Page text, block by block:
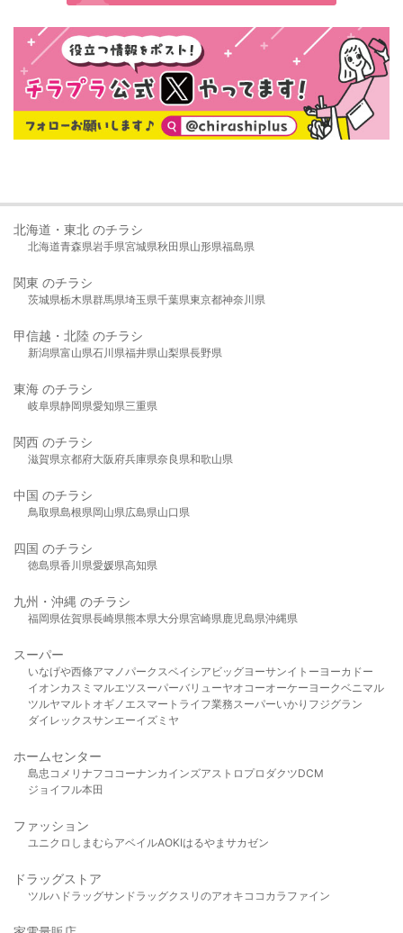
北海道・東北 のチラシ
北海道青森県岩手県宮城県秋田県山形県福島県
関東 のチラシ
茨城県栃木県群馬県埼玉県千葉県東京都神奈川県
甲信越・北陸 のチラシ
新潟県富山県石川県福井県山梨県長野県
東海 のチラシ
岐阜県静岡県愛知県三重県
関西 のチラシ
滋賀県京都府大阪府兵庫県奈良県和歌山県
中国 のチラシ
鳥取県島根県岡山県広島県山口県
四国 のチラシ
徳島県香川県愛媛県高知県
九州・沖縄 のチラシ
福岡県佐賀県長崎県熊本県大分県宮崎県鹿児島県沖縄県
スーパー
いなげや西條アマノパークスベイシア ビッグヨーサンイトーヨーカドー
イオンカスミ マルエツスーパーバリューヤオコーオーケー ヨークベニマル
ツルヤマルト オギノ エスマート ライフ業務スーパーいかり フジグラン
ダイレックスサンエーイズミヤ
ホームセンター
島忠 コメリ ナフコ コーナンカインズアストロプロダクツDCM
ジョイフル本田
ファッション
ユニクロ しまむら アベイルAOKIはるやま サカゼン
ドラッグストア
ツルハドラッグサンドラッグクスリのアオキ ココカラファイン